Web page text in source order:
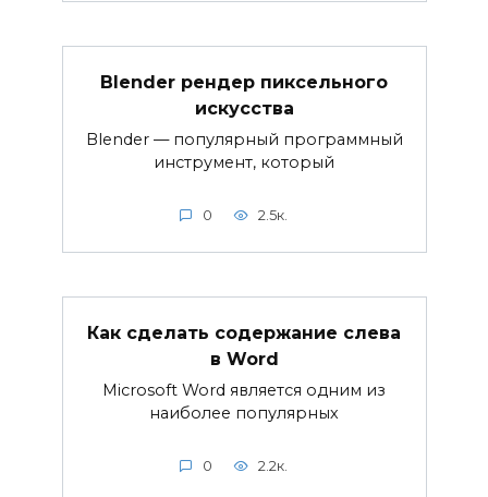
Blender рендер пиксельного
искусства
Blender — популярный программный
инструмент, который
0 2.5к.
Как сделать содержание слева
в Word
Microsoft Word является одним из
наиболее популярных
0 2.2к.